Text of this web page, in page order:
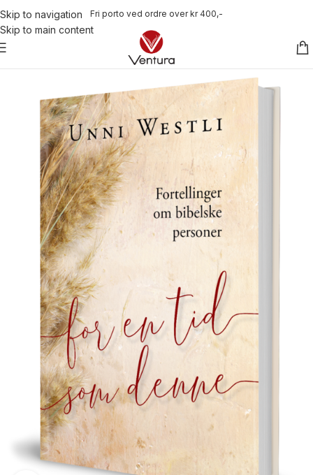
Skip to navigation
Skip to main content
Fri porto ved ordre over kr 400,-